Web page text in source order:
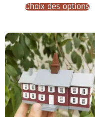
Choix des options